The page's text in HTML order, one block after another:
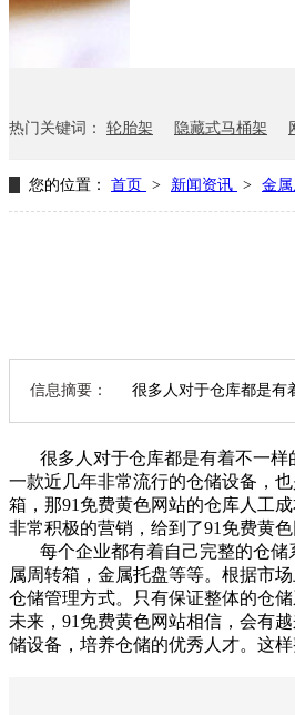
气瓶料架
热门关键词： 轮胎架 隐藏式马桶架
您的位置： 首页 > 新闻资讯 > 金
信息摘要： 很多人对于仓库都是有着
很多人对于仓库都是有着不一样的理
一款近几年非常流行的仓储设备
箱，那91免费黄色网站的仓库人工
非常积极的营销，给到了91免费黄
每个企业都有着自己完整的仓储系
属周转箱，金属托盘等等。
仓储管理方式。只有保证整体的仓
未来，91免费黄色网站相信，会
储设备，培养仓储的优秀人才